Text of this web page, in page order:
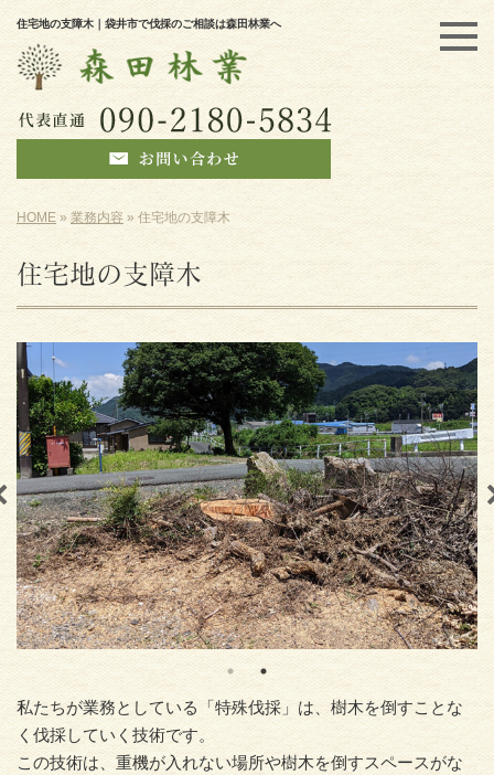
住宅地の支障木｜袋井市で伐採のご相談は森田林業へ
HOME » 業務内容 » 住宅地の支障木
住宅地の支障木
私たちが業務としている「特殊伐採」は、樹木を倒すことな
く伐採していく技術です。
この技術は、重機が入れない場所や樹木を倒すスペースがな